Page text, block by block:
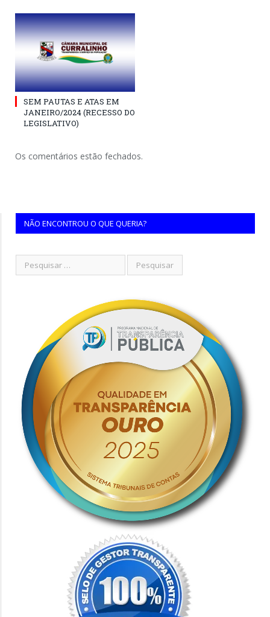
SEM PAUTAS E ATAS EM
JANEIRO/2024 (RECESSO DO
LEGISLATIVO)
Os comentários estão fechados.
NÃO ENCONTROU O QUE QUERIA?